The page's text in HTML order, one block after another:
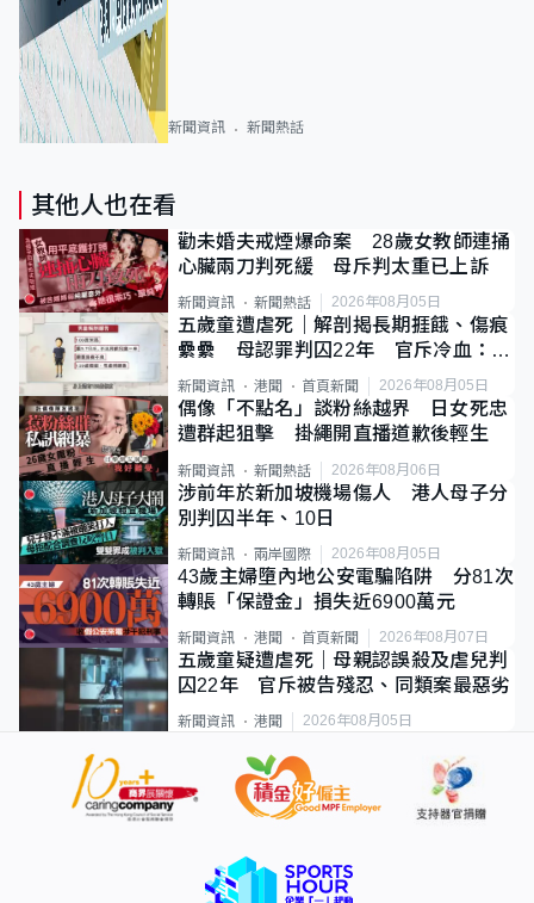
新聞資訊 新聞熱話
其他人也在看
勸未婚夫戒煙爆命案 28歲女教師連捅
心臟兩刀判死緩 母斥判太重已上訴
新聞資訊 新聞熱話 2026年08月05日
五歲童遭虐死｜解剖揭長期捱餓、傷痕
纍纍 母認罪判囚22年 官斥冷血：同
類案最惡劣
新聞資訊 港聞 首頁新聞 2026年08月05日
偶像「不點名」談粉絲越界 日女死忠
遭群起狙擊 掛繩開直播道歉後輕生
新聞資訊 新聞熱話 2026年08月06日
涉前年於新加坡機場傷人 港人母子分
別判囚半年、10日
新聞資訊 兩岸國際 2026年08月05日
43歲主婦墮內地公安電騙陷阱 分81次
轉賬「保證金」損失近6900萬元
新聞資訊 港聞 首頁新聞 2026年08月07日
五歲童疑遭虐死｜母親認誤殺及虐兒判
囚22年 官斥被告殘忍、同類案最惡劣
新聞資訊 港聞 2026年08月05日